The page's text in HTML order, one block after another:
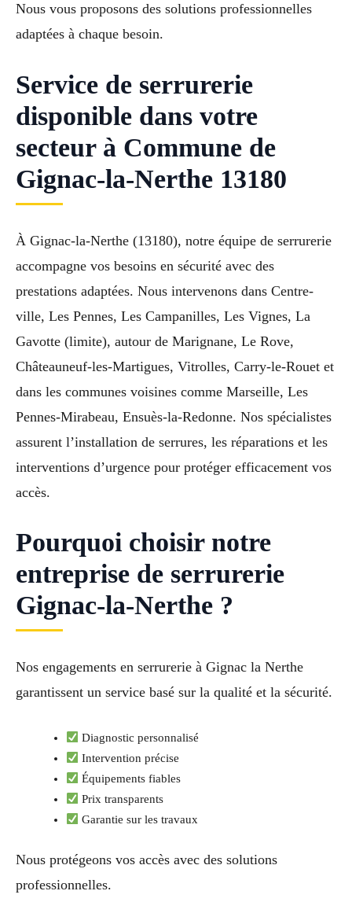
Nous vous proposons des solutions professionnelles
adaptées à chaque besoin.
Service de serrurerie
disponible dans votre
secteur à Commune de
Gignac-la-Nerthe 13180
À Gignac-la-Nerthe (13180), notre équipe de serrurerie
accompagne vos besoins en sécurité avec des
prestations adaptées. Nous intervenons dans Centre-
ville, Les Pennes, Les Campanilles, Les Vignes, La
Gavotte (limite), autour de Marignane, Le Rove,
Châteauneuf-les-Martigues, Vitrolles, Carry-le-Rouet et
dans les communes voisines comme Marseille, Les
Pennes-Mirabeau, Ensuès-la-Redonne. Nos spécialistes
assurent l’installation de serrures, les réparations et les
interventions d’urgence pour protéger efficacement vos
accès.
Pourquoi choisir notre
entreprise de serrurerie
Gignac-la-Nerthe ?
Nos engagements en serrurerie à Gignac la Nerthe
garantissent un service basé sur la qualité et la sécurité.
Diagnostic personnalisé
Intervention précise
Équipements fiables
Prix transparents
Garantie sur les travaux
Nous protégeons vos accès avec des solutions
professionnelles.